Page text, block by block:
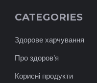
CATEGORIES
Здорове харчування
Про здоров'я
Корисні продукти